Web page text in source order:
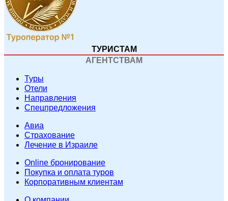
ТУРИСТАМ
АГЕНТСТВАМ
Туры
Отели
Направления
Спецпредложения
Авиа
Страхование
Лечение в Израиле
Online бронирование
Покупка и оплата туров
Корпоративным клиентам